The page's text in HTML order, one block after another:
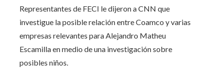
Representantes de FECI le dijeron a CNN que
investigue la posible relación entre Coamco y varias
empresas relevantes para Alejandro Matheu
Escamilla en medio de una investigación sobre
posibles niños.